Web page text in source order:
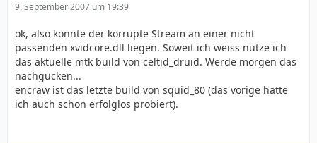
9. September 2007 um 19:39
ok, also könnte der korrupte Stream an einer nicht
passenden xvidcore.dll liegen. Soweit ich weiss nutze ich
das aktuelle mtk build von celtid_druid. Werde morgen das
nachgucken...
encraw ist das letzte build von squid_80 (das vorige hatte
ich auch schon erfolglos probiert).